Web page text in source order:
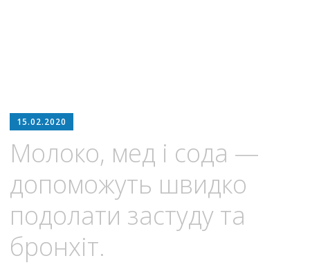
15.02.2020
Молоко, мед і сода —
допоможуть швидко
подолати застуду та
бронхіт.